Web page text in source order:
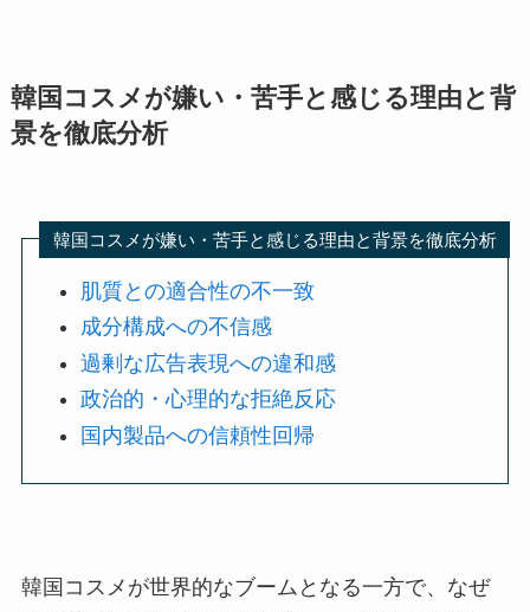
韓国コスメが嫌い・苦手と感じる理由と背
景を徹底分析
韓国コスメが嫌い・苦手と感じる理由と背景を徹底分析
肌質との適合性の不一致
成分構成への不信感
過剰な広告表現への違和感
政治的・心理的な拒絶反応
国内製品への信頼性回帰
韓国コスメが世界的なブームとなる一方で、なぜ